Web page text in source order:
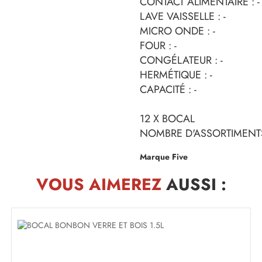
LAVE VAISSELLE : -
MICRO ONDE : -
FOUR : -
CONGÉLATEUR : -
HERMÉTIQUE : -
CAPACITÉ : -
12 X BOCAL
NOMBRE
Marque Five
VOUS AIMEREZAUSSI :